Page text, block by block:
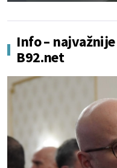
Info –
B92.net